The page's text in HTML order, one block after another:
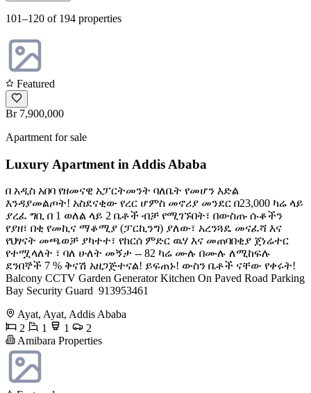
101–120 of 194 properties
Featured
Br 7,900,000
Apartment for sale
Luxury Apartment in Addis Ababa
በ አዲስ አበባ የዘመናዊ አፓርትመንት ባለቤት የመሆን እድል
እንዳያመልጦት! አስደናቂው የረር ሆምስ መኖሪያ መንደር በ23,000 ካሬ ላይ
ያረፈ ግቢ በ 1 ወለል ላይ 2 ቤቶች ብቻ የሚገኙበት፣ በውስጡ ሱቆችን
የያዘ፣ በቂ የመኪና ማቆሚያ (ፓርኪንግ) ያለው፣ አረንጓዴ መናፈሻ እና
የህፃናት መጫወቻ ያካተተ፣ የከርሰ ምድር ዉሃ እና መጠባበቂያ ጀነሬተር
የተሟላለት ፣ ባለ ሁለት መኝታ -- 82 ካሬ ሙሉ በሙሉ ለሚከፍሉ
ደንበኞች 7 % ቅናሽ አዘጋጅተናል! ይፍጠኑ! ውስን ቤቶች ናቸው የቀሩት!
Balcony CCTV Garden Generator Kitchen On Paved Road Parking
Bay Security Guard ️ 913953461
Ayat, Ayat, Addis Ababa
2
1 1
2
Amibara Properties